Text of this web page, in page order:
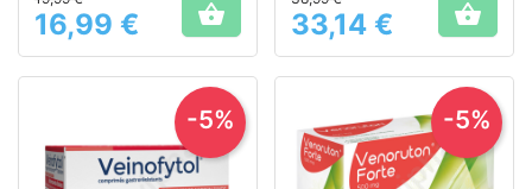
Prix
16,99 €  Prix
33,14 € 
-5% -5%